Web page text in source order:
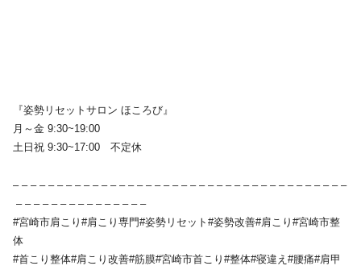
『姿勢リセットサロン ほころび』
月～金 9:30~19:00
土日祝 9:30~17:00 不定休
– – – – – – – – – – – – – – – – – – – – – – – – – – – – – – – – – – – – – –
– – – – – – – – – – – – – – –
#宮崎市肩こり#肩こり専門#姿勢リセット#姿勢改善#肩こり#宮崎市整
体
#首こり整体#肩こり改善#筋膜#宮崎市首こり#整体#寝違え#腰痛#肩甲